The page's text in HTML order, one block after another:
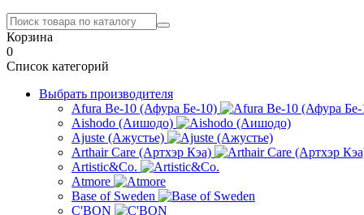
Корзина
0
Список категорий
Выбрать производителя
Afura Be-10 (Афура Бе-10)
Aishodo (Аишодо)
Ajuste (Ажустье)
Arthair Care (Артхэр Кэа)
Artistic&Co.
Atmore
Base of Sweden
C'BON